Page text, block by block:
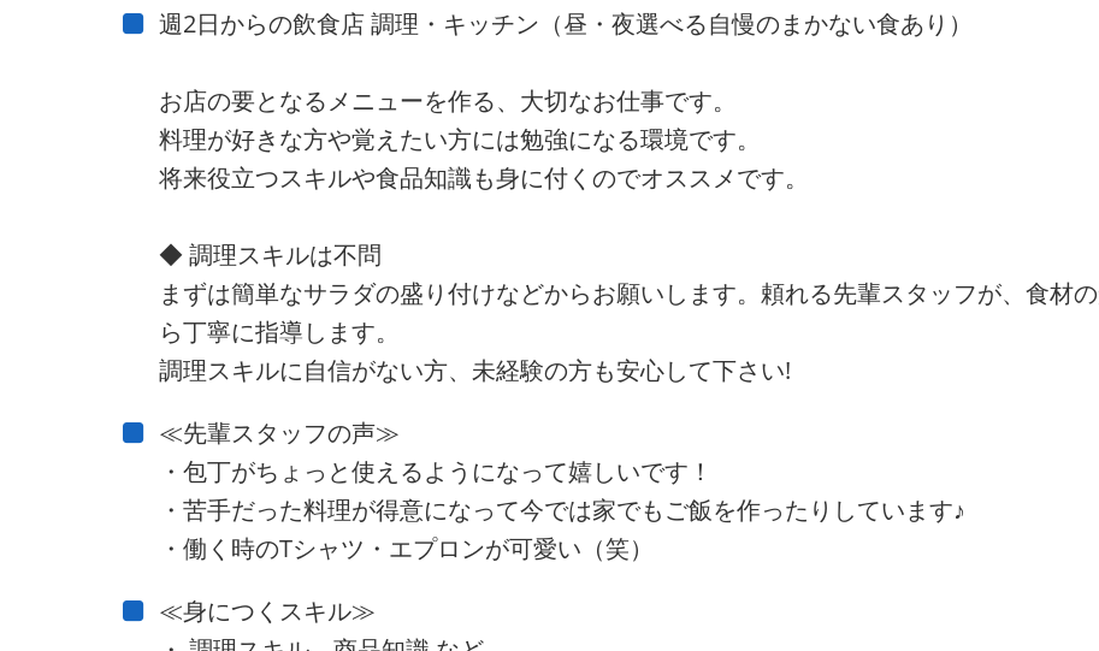
週2日からの飲食店 調理・キッチン（昼・夜選べる自慢のまかない食あり）
お店の要となるメニューを作る、大切なお仕事です。
料理が好きな方や覚えたい方には勉強になる環境です。
将来役立つスキルや食品知識も身に付くのでオススメです。
◆ 調理スキルは不問
まずは簡単なサラダの盛り付けなどからお願いします。頼れる先輩スタッフが、食材
ら丁寧に指導します。
調理スキルに自信がない方、未経験の方も安心して下さい!
≪先輩スタッフの声≫
・包丁がちょっと使えるようになって嬉しいです！
・苦手だった料理が得意になって今では家でもご飯を作ったりしています♪
・働く時のTシャツ・エプロンが可愛い（笑）
≪身につくスキル≫